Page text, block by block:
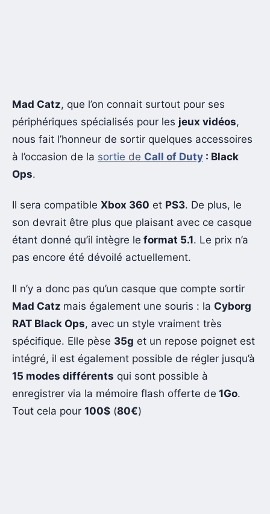
Mad Catz, que l’on connait surtout pour ses
périphériques spécialisés pour les jeux vidéos,
nous fait l’honneur de sortir quelques accessoires
à l’occasion de la sortie de Call of Duty : Black
Ops.
Il sera compatible Xbox 360 et PS3. De plus, le
son devrait être plus que plaisant avec ce casque
étant donné qu’il intègre le format 5.1. Le prix n’a
pas encore été dévoilé actuellement.
Il n’y a donc pas qu’un casque que compte sortir
Mad Catz mais également une souris : la Cyborg
RAT Black Ops, avec un style vraiment très
spécifique. Elle pèse 35g et un repose poignet est
intégré, il est également possible de régler jusqu’à
15 modes différents qui sont possible à
enregistrer via la mémoire flash offerte de 1Go.
Tout cela pour 100$ (80€)